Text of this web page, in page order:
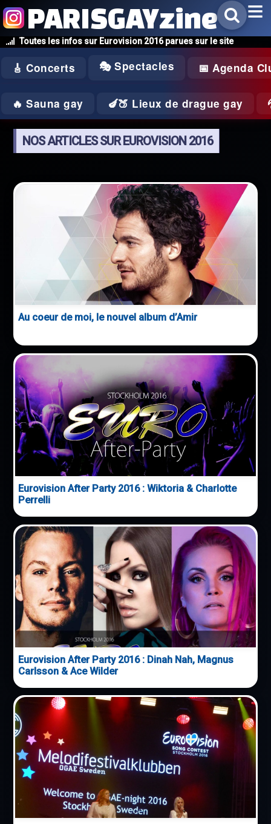
Toutes les infos sur Eurovision 2016 parues sur le site
PARISGAYzine
🎸 Concerts 🎭 Spectacles 📅 Agenda
🔥 Sauna gay 🍆🍑 Lieux de drague gay
NOS ARTICLES SUR EUROVISION 2016
Au coeur de moi, le nouvel album d’Amir
Eurovision After Party 2016 : Wiktoria & Charlotte
Perrelli
Eurovision After Party 2016 : Dinah Nah, Magnus
Carlsson & Ace Wilder